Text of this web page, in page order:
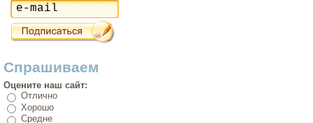
Спрашиваем
Оцените наш сайт:
Отлично
Хорошо
Средне